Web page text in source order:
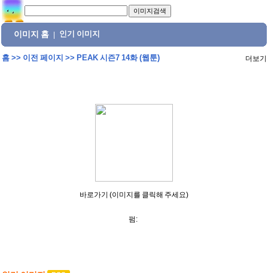
이미지 홈 인기 이미지
홈>> 이전 페이지 >> PEAK 시즌7 14화 (웹툰) 더보기
바로가기 (이미지를 클릭해 주세요)
펌: